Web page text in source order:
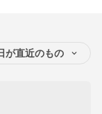
が直近のもの